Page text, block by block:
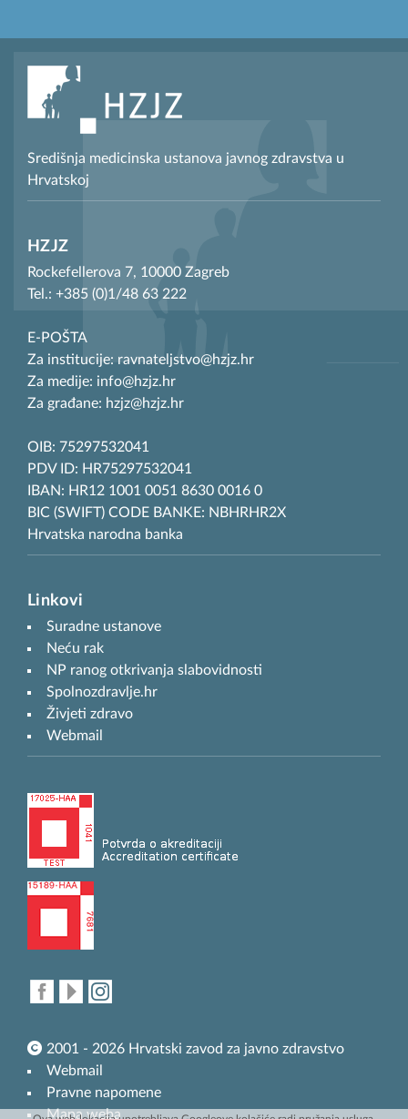
Središnja medicinska ustanova javnog zdravstva u
Hrvatskoj
HZJZ
Rockefellerova 7, 10000 Zagreb
Tel.: +385 (0)1/48 63 222
E-POŠTA
Za institucije: ravnateljstvo@hzjz.hr
Za medije: info@hzjz.hr
Za građane: hzjz@hzjz.hr
OIB: 75297532041
PDV ID: HR75297532041
IBAN: HR12 1001 0051 8630 0016 0
BIC (SWIFT) CODE BANKE: NBHRHR2X
Hrvatska narodna banka
Linkovi
Suradne ustanove
Neću rak
NP ranog otkrivanja slabovidnosti
Spolnozdravlje.hr
Živjeti zdravo
Webmail
2001 - 2026 Hrvatski zavod za javno zdravstvo
Webmail
Pravne napomene
Mapa weba